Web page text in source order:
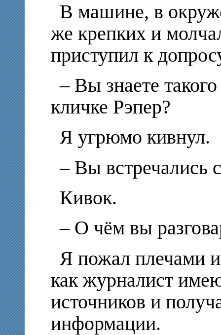
В машине, в
же крепких и
приступил к
– Вы знаете
кличке Рэпер?
Я угрюмо кивнул.
– Вы встречались
Кивок.
– О чём вы
Я пожал плечами и
как журналист
источников и
информации.